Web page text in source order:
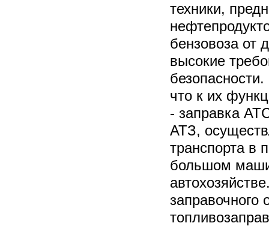
техники,
бензовоза от
высокие
что к их
- заправка
АТЗ,
транспорта в
большом
заправочного